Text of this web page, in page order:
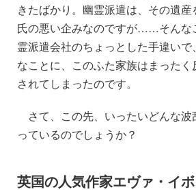
きたばかり。幽霊派遣は、その遺
氏の悪い企みなのですが……そんな
霊派遣会社のちょっとした手違い
なことに、このふた家族はまった
されてしまったのです。
さて、この先、いったいどんな波
っているのでしょうか？
英国の人気作家エヴァ・イ